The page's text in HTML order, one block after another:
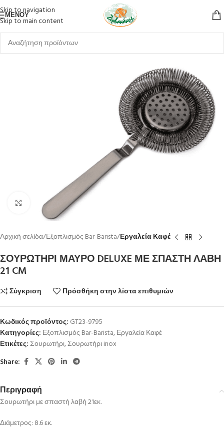
Skip to navigation
Skip to main content
ΜΕΝΟΎ
Κλικ για μεγέθυνση
Αρχική σελίδα Εξοπλισμός Bar-Barista Εργαλεία Καφέ
ΣΟΥΡΩΤΗΡΙ ΜΑΥΡΟ DELUXE ΜΕ ΣΠΑΣΤΗ ΛΑΒΗ
21 CM
Σύγκριση Πρόσθήκη στην λίστα επιθυμιών
Κωδικός προϊόντος: GT23-9795
Κατηγορίες: Εξοπλισμός Bar-Barista,Εργαλεία Καφέ
Ετικέτες:Σουρωτήρι,Σουρωτήρι inox
Share:
Περιγραφή
Σουρωτήρι με σπαστή λαβή 21εκ.
Διάμετρος: 8.6 εκ.